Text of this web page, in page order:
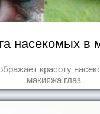
насекомых в
красоту
макияжа глаз